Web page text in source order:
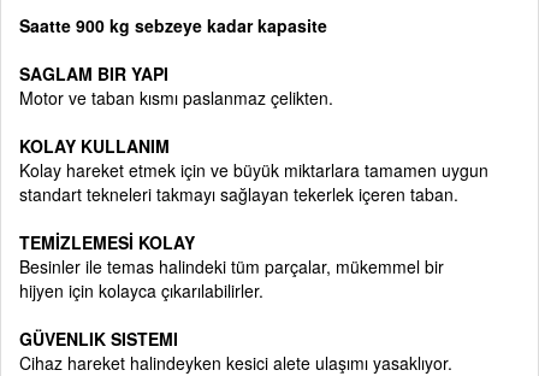
Saatte 900 kg sebzeye kadar kapasite
SAGLAM BIR YAPI
Motor ve taban kısmı paslanmaz çelikten.
KOLAY KULLANIM
Kolay hareket etmek için ve büyük miktarlara tamamen uygun
standart tekneleri takmayı sağlayan tekerlek içeren taban.
TEMİZLEMESİ KOLAY
Besinler ile temas halindeki tüm parçalar, mükemmel bir
hijyen için kolayca çıkarılabilirler.
GÜVENLIK SISTEMI
Cihaz hareket halindeyken kesici alete ulaşımı yasaklıyor.